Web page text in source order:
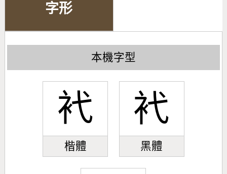
字形
本機字型
䘝
楷體
䘝
黑體